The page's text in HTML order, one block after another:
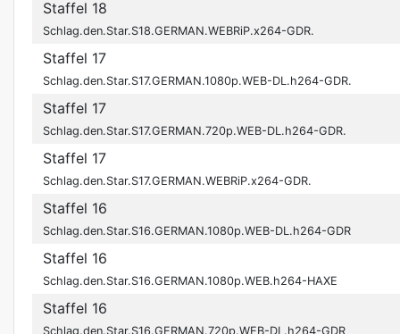
Staffel 18
Schlag.den.Star.S18.GERMAN.WEBRiP.x264-GDR.
Staffel 17
Schlag.den.Star.S17.GERMAN.1080p.WEB-DL.h264-GDR.
Staffel 17
Schlag.den.Star.S17.GERMAN.720p.WEB-DL.h264-GDR.
Staffel 17
Schlag.den.Star.S17.GERMAN.WEBRiP.x264-GDR.
Staffel 16
Schlag.den.Star.S16.GERMAN.1080p.WEB-DL.h264-GDR
Staffel 16
Schlag.den.Star.S16.GERMAN.1080p.WEB.h264-HAXE
Staffel 16
Schlag.den.Star.S16.GERMAN.720p.WEB-DL.h264-GDR